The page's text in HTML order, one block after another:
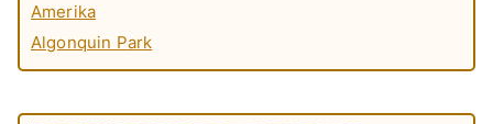
Amerika
Algonquin Park